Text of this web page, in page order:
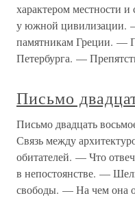
характером местности
у южной цивилизации.
памятникам Греции. —
Петербурга. —
Письмо
Письмо двадцать
Связь между
обитателей. — Что
в непостоянстве. —
свободы. — На чем она